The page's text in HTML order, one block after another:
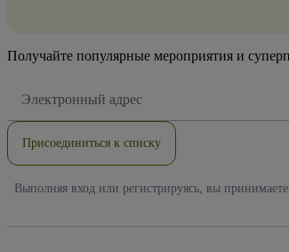
Получайте популярные мероприятия и
электронной
Присоединиться к списку
Выполняя вход или регистрируясь, вы